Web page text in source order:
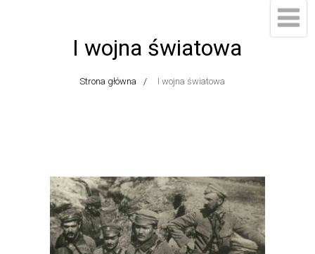
I wojna światowa
Strona główna I wojna światowa